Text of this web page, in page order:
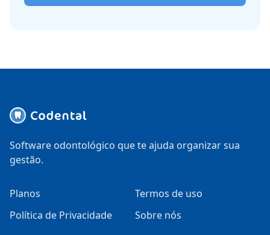
Software odontológico que te ajuda organizar sua
gestão.
Planos
Termos de uso
Política de Privacidade
Sobre nós